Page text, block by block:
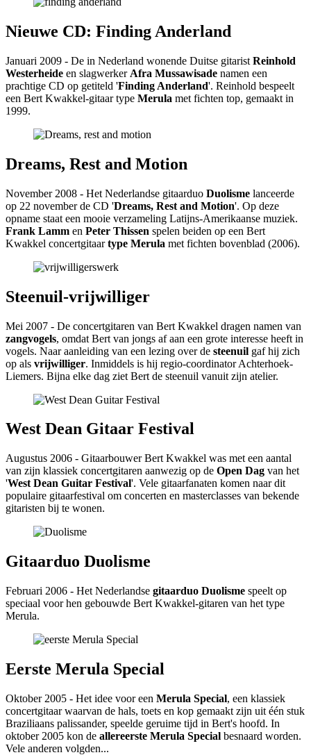
Nieuwe CD: Finding Anderland
Januari 2009 - De in Nederland wonende Duitse gitarist Reinhold
Westerheide en slagwerker Afra Mussawisade namen een
prachtige CD op getiteld 'Finding Anderland'. Reinhold bespeelt
een Bert Kwakkel-gitaar type Merula met fichten top, gemaakt in
1999.
Dreams, Rest and Motion
November 2008 - Het Nederlandse gitaarduo Duolisme lanceerde
op 22 november de CD 'Dreams, Rest and Motion'. Op deze
opname staat een mooie verzameling Latijns-Amerikaanse muziek.
Frank Lamm en Peter Thissen spelen beiden op een Bert
Kwakkel concertgitaartype Merula met fichten bovenblad (2006).
Steenuil-vrijwilliger
Mei 2007 - De concertgitaren van Bert Kwakkel dragen namen van
zangvogels, omdat Bert van jongs af aan een grote interesse heeft in
vogels. Naar aanleiding van een lezing over de steenuil gaf hij zich
op als vrijwilliger. Inmiddels is hij regio-coordinator Achterhoek-
Liemers. Bijna elke dag ziet Bert de steenuil vanuit zijn atelier.
West Dean Gitaar Festival
Augustus 2006 - Gitaarbouwer Bert Kwakkel was met een aantal
van zijn klassiek concertgitaren aanwezig op de Open Dag van het
'West Dean Guitar Festival'. Vele gitaarfanaten komen naar dit
populaire gitaarfestival om concerten en masterclasses van bekende
gitaristen bij te wonen.
Gitaarduo Duolisme
Februari 2006 - Het Nederlandse gitaarduo Duolisme speelt op
speciaal voor hen gebouwde Bert Kwakkel-gitaren van het type
Merula.
Eerste Merula Special
Oktober 2005 - Het idee voor een Merula Special, een klassiek
concertgitaar waarvan de hals, toets en kop gemaakt zijn uit één stuk
Braziliaans palissander, speelde geruime tijd in Bert's hoofd. In
oktober 2005 kon de allereerste Merula Special besnaard worden.
Vele anderen volgden...